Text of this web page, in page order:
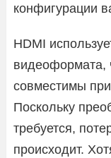
конфигурации
HDMI
видеоформата,
совместимы
Поскольку
требуется,
происходит.